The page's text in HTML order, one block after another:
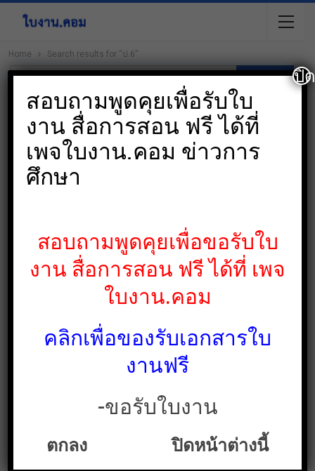
Home Search results for “ป.6”
Tags:
ป.6 ป.6 ม.3 และม.6 ป. 1- ป.6 อนุบาล-ป.6
ข่าวการศึกษา
ข้อสอบ o-net พร้อมเฉลย ป.6 และ ม.3 ปีการ
ศึกษา 2563 จาก สทศ.
ใบงาน สื่อการสอน คลังสื่อฟรี ฟรีเพื่อการศึกษาเท่านั้น ธ.ค. 10, 2021
เฉลย ป.6 และ ม.3 ปีการศึกษา 2563 อยู่นั้น วันนี้ใบงาน.คอมได้
ดาวน์โหลดไฟล์ข้อสอบ o-net…
แจกฟรี
สอบถามพูดคุยเพื่อรับใบ
งาน สื่อการสอน ฟรี ได้ที่
เพจใบงาน.คอม ข่าวการ
ศึกษา
สอบถามพูดคุยเพื่อขอรับใบ
งาน สื่อการสอน ฟรี ได้ที่ เพจ
ใบงาน.คอม
คลิกเพื่อของรับเอกสารใบ
งานฟรี
-ขอรับใบงาน
ตกลง ปิดหน้าต่างนี้
ปิด